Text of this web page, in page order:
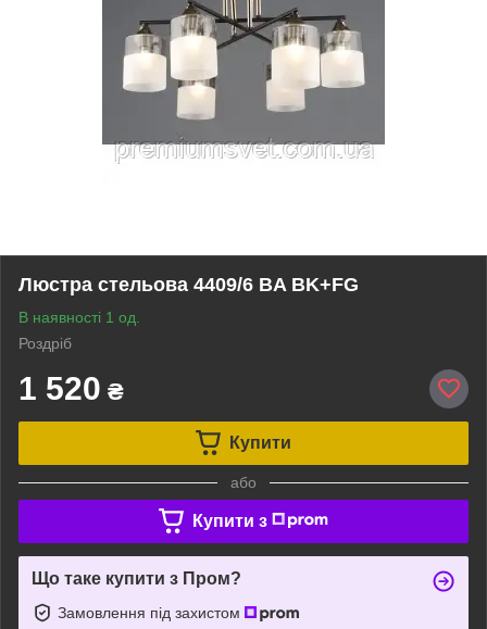
Люстра стельова 4409/6 ВA BK+FG
В наявності 1 од.
Роздріб
1 520 ₴
Купити
або
Купити з
Що таке купити з Пром?
Замовлення під захистом